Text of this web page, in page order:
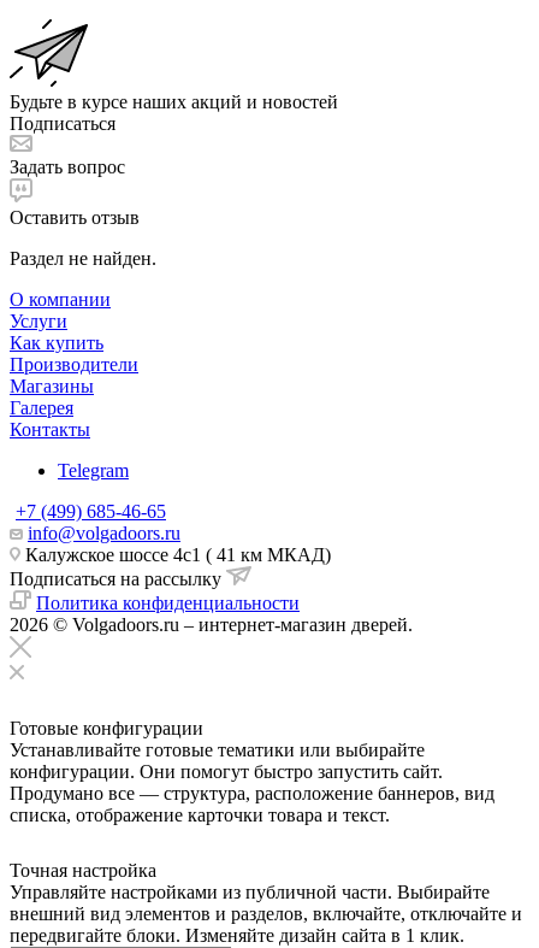
Будьте в курсе наших акций и новостей
Подписаться
Задать вопрос
Оставить отзыв
Раздел не найден.
О компании
Услуги
Как купить
Производители
Магазины
Галерея
Контакты
Telegram
+7 (499) 685-46-65
info@volgadoors.ru
Калужское шоссе 4с1 ( 41 км МКАД)
Подписаться на рассылку
Политика конфиденциальности
2026 © Volgadoors.ru – интернет-магазин дверей.
Готовые конфигурации
Устанавливайте готовые тематики или выбирайте
конфигурации. Они помогут быстро запустить сайт.
Продумано все — структура, расположение баннеров, вид
списка, отображение карточки товара и текст.
Точная настройка
Управляйте настройками из публичной части. Выбирайте
внешний вид элементов и разделов, включайте, отключайте и
передвигайте блоки. Изменяйте дизайн сайта в 1 клик.